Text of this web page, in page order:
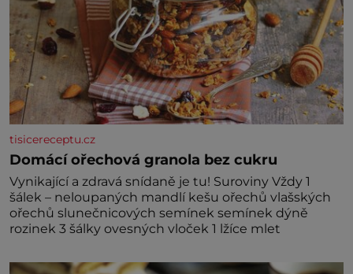
tisicereceptu.cz
Domácí ořechová granola bez cukru
Vynikající a zdravá snídaně je tu! Suroviny Vždy 1
šálek – neloupaných mandlí kešu ořechů vlašských
ořechů slunečnicových semínek semínek dýně
rozinek 3 šálky ovesných vloček 1 lžíce mlet